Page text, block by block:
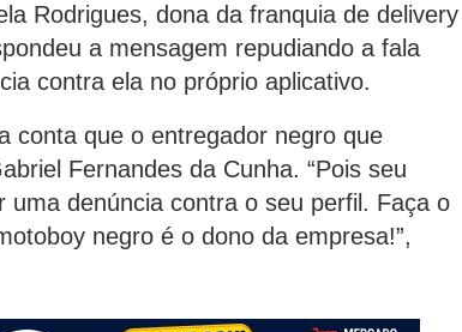
Rodrigues, dona da franquia de delivery
a mensagem repudiando a fala
contra ela no próprio aplicativo.
conta que o entregador negro que
Fernandes da Cunha. “Pois seu
denúncia contra o seu perfil. Faça o
negro é o dono da empresa!”,